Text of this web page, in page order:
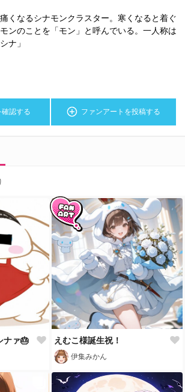
くなるシナモンクラスター。寒くなると着ぐ
ンのことを「モン」と呼んでいる。一人称は
ナ」
認する ファンアートを投稿する
ナァ🎂 えむこ様誕生祝！
伊集みかん